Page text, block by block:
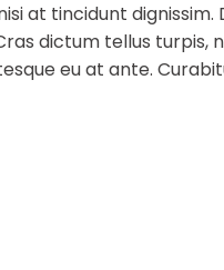
at tincidunt
dictum tellus
eu at ante.